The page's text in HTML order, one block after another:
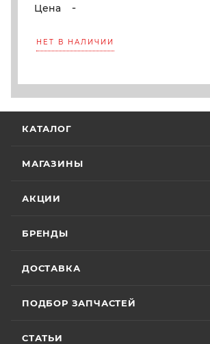
Цена -
НЕТ В НАЛИЧИИ
КАТАЛОГ
МАГАЗИНЫ
АКЦИИ
БРЕНДЫ
ДОСТАВКА
ПОДБОР ЗАПЧАСТЕЙ
СТАТЬИ